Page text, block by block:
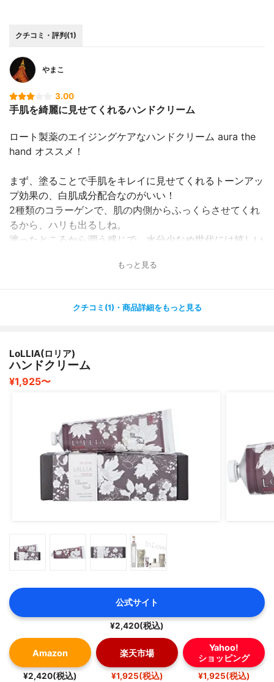
クチコミ・評判(1)
やまこ
3.00
手肌を綺麗に見せてくれるハンドクリーム
ロート製薬のエイジングケアなハンドクリーム aura the
hand オススメ！
まず、塗ることで手肌をキレイに見せてくれるトーンアッ
プ効果の、白肌成分配合なのがいい！
2種類のコラーゲンで、肌の内側からふっくらさせてくれ
るから、ハリも出るしね。
塗ったところから潤う感じで、水分少なめ世代には嬉しい
手を洗うのも、アルコール消毒も、肌が乾燥しちゃうか
更にふっくらだよ。
もっと見る
クチコミ(1)・商品詳細をもっと見る
LoLLIA(ロリア)
ハンドクリーム
¥1,925〜
公式サイト
¥2,420(税込)
Amazon
¥2,420(税込)
楽天市場
¥1,925(税込)
Yahoo!
ショッピング
¥1,925(税込)